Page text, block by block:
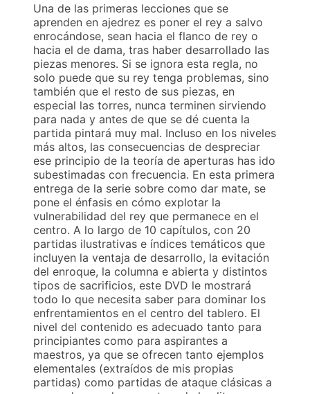
Una de las primeras lecciones que se
aprenden en ajedrez es poner el rey a salvo
enrocándose, sean hacia el flanco de rey o
hacia el de dama, tras haber desarrollado las
piezas menores. Si se ignora esta regla, no
solo puede que su rey tenga problemas, sino
también que el resto de sus piezas, en
especial las torres, nunca terminen sirviendo
para nada y antes de que se dé cuenta la
partida pintará muy mal. Incluso en los niveles
más altos, las consecuencias de despreciar
ese principio de la teoría de aperturas has ido
subestimadas con frecuencia. En esta primera
entrega de la serie sobre como dar mate, se
pone el énfasis en cómo explotar la
vulnerabilidad del rey que permanece en el
centro. A lo largo de 10 capítulos, con 20
partidas ilustrativas e índices temáticos que
incluyen la ventaja de desarrollo, la evitación
del enroque, la columna e abierta y distintos
tipos de sacrificios, este DVD le mostrará
todo lo que necesita saber para dominar los
enfrentamientos en el centro del tablero. El
nivel del contenido es adecuado tanto para
principiantes como para aspirantes a
maestros, ya que se ofrecen tanto ejemplos
elementales (extraídos de mis propias
partidas) como partidas de ataque clásicas a